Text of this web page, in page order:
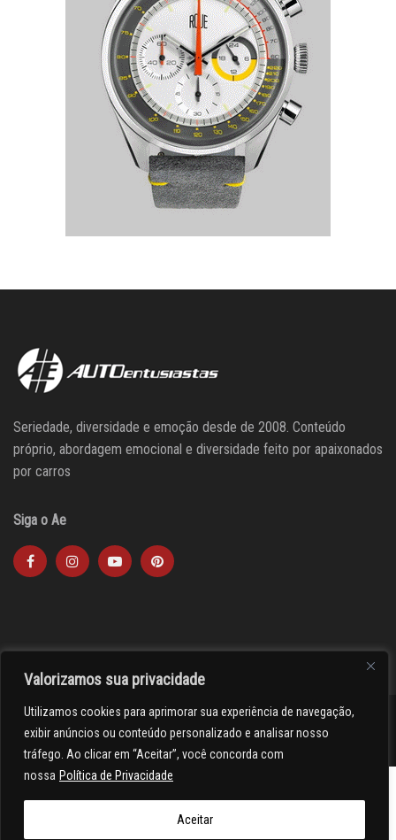
Valorizamos sua privacidade
Utilizamos cookies para aprimorar sua experiência de navegação,
exibir anúncios ou conteúdo personalizado e analisar nosso
tráfego. Ao clicar em “Aceitar”, você concorda com
nossa Política de Privacidade
Aceitar
Seriedade, diversidade e emoção desde de 2008. Conteúdo
próprio, abordagem emocional e diversidade feito por apaixonados
por carros
Siga o Ae
><(((º> 17